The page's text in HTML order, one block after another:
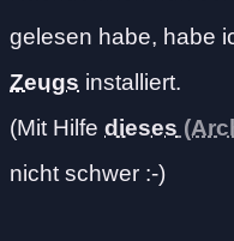
gelesen habe, habe
Zeugs installiert.
(Mit Hilfe dieses
nicht schwer :-)